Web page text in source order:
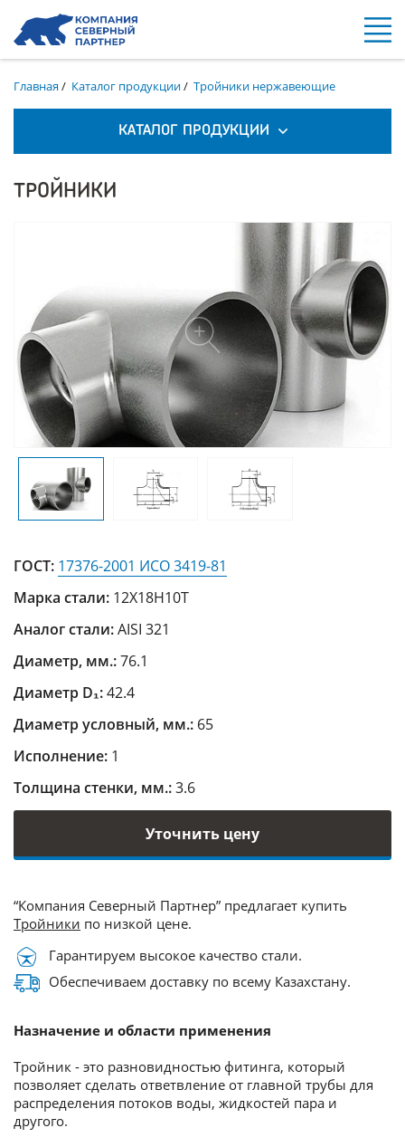
Главная/ Каталог продукции/ Тройники нержавеющие
КАТАЛОГ ПРОДУКЦИИ
ТРОЙНИКИ
ГОСТ: 17376-2001 ИСО 3419-81
Марка стали: 12Х18Н10Т
Аналог стали:AISI 321
Диаметр, мм.:76.1
Диаметр D₁:42.4
Диаметр условный, мм.: 65
Исполнение: 1
Толщина стенки, мм.:3.6
Уточнить цену
“Компания Северный Партнер” предлагает купить
Тройники по низкой цене.
Гарантируем высокое качество стали.
Обеспечиваем доставку по всему Казахстану.
Назначение и области применения
Тройник - это разновидностью фитинга, который
позволяет сделать ответвление от главной трубы для
распределения потоков воды, жидкостей пара и
другого.